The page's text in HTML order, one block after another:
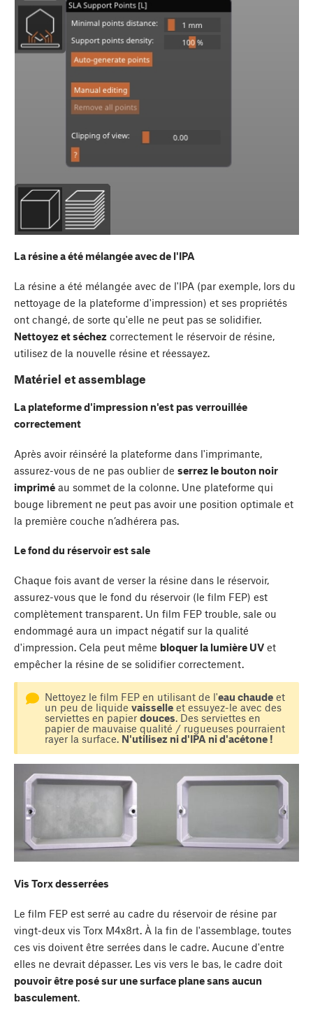
La résine a été mélangée avec de l'IPA
La résine a été mélangée avec de l'IPA (par exemple, lors du
nettoyage de la plateforme d'impression) et ses propriétés
ont changé, de sorte qu'elle ne peut pas se solidifier.
Nettoyez et séchez correctement le réservoir de résine,
utilisez de la nouvelle résine et réessayez.
Matériel et assemblage
La plateforme d'impression n'est pas verrouillée
correctement
Après avoir réinséré la plateforme dans l'imprimante,
assurez-vous de ne pas oublier de serrez le bouton noir
imprimé au sommet de la colonne. Une plateforme qui
bouge librement ne peut pas avoir une position optimale et
la première couche n’adhérera pas.
Le fond du réservoir est sale
Chaque fois avant de verser la résine dans le réservoir,
assurez-vous que le fond du réservoir (le film FEP) est
complètement transparent. Un film FEP trouble, sale ou
endommagé aura un impact négatif sur la qualité
d'impression. Cela peut même bloquer la lumière UV et
empêcher la résine de se solidifier correctement.
Nettoyez le film FEP en utilisant de l'eau chaudeet
un peu de liquide vaisselleet essuyez-le avec des
serviettes en papier douces. Des serviettes en
papier de mauvaise qualité / rugueuses pourraient
rayer la surface. N'utilisez ni d'IPA ni d'acétone !
Vis Torx desserrées
Le film FEP est serré au cadre du réservoir de résine par
vingt-deux vis Torx M4x8rt. À la fin de l'assemblage, toutes
ces vis doivent être serrées dans le cadre. Aucune d'entre
elles ne devrait dépasser. Les vis vers le bas, le cadre doit
pouvoir être posé sur une surface plane sans aucun
basculement.